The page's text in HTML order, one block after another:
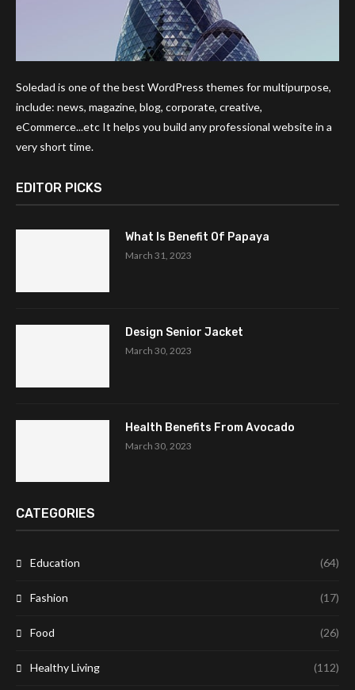
Soledad is one of the best WordPress themes for multipurpose,
include: news, magazine, blog, corporate, creative,
eCommerce...etc It helps you build any professional website in a
very short time.
EDITOR PICKS
What Is Benefit Of Papaya
March 31, 2023
Design Senior Jacket
March 30, 2023
Health Benefits From Avocado
March 30, 2023
CATEGORIES
Education (64)
Fashion (17)
Food (26)
Healthy Living (112)